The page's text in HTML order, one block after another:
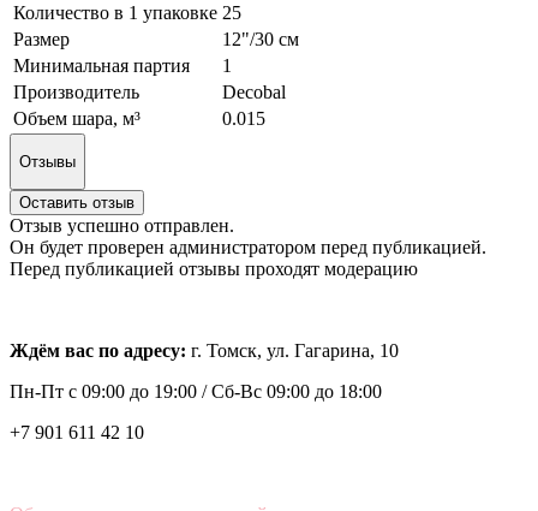
Количество в 1 упаковке 25
Размер
12"/30 см
Минимальная партия
1
Производитель
Decobal
Объем шара, м³
0.015
Отзывы
Оставить отзыв
Отзыв успешно отправлен.
Он будет проверен администратором перед публикацией.
Перед публикацией отзывы проходят модерацию
Ждём вас по адресу: г. Томск, ул. Гагарина, 10
Пн-Пт с 09:00 до 19:00 /Сб-Вс 09:00 до 18:00
+7 901 611 42 10